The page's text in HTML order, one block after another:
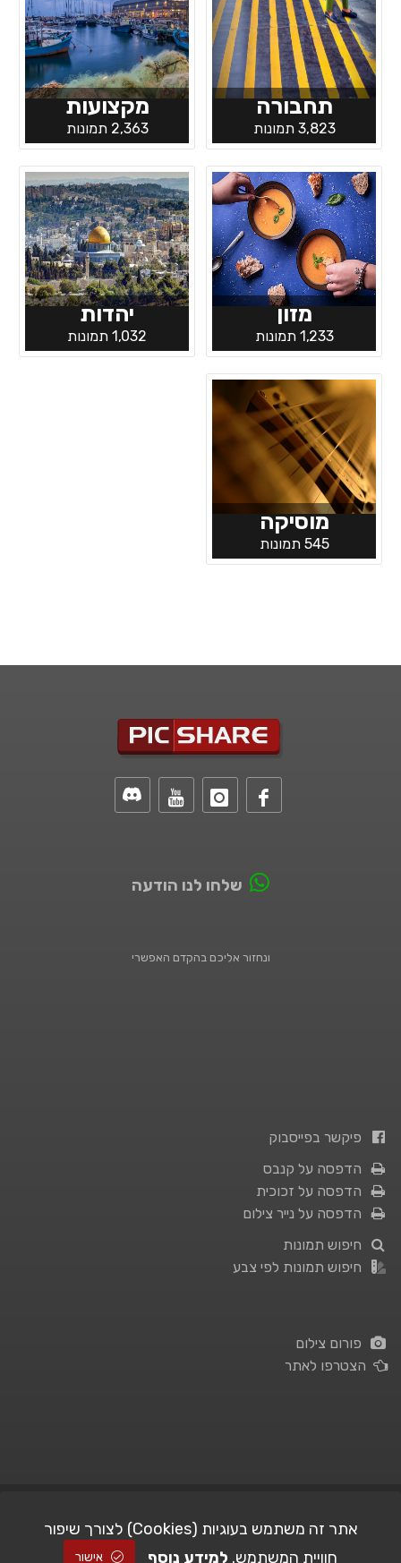
תחבורה
3,823 תמונות
מקצועות
2,363 תמונות
מזון
1,233 תמונות
יהדות
1,032 תמונות
מוסיקה
545 תמונות
שלחו לנו הודעה
ונחזור אליכם בהקדם האפשרי
פיקשר בפייסבוק
הדפסה על קנבס
הדפסה על זכוכית
הדפסה על נייר צילום
חיפוש תמונות
חיפוש תמונות לפי צבע
פורום צילום
הצטרפו לאתר
© All Rights Reserved | STUDIO101| Picshare.co.il - כל הזכויות שמורות
אתר זה משתמש בעוגיות (Cookies) לצורך שיפור
חוויית המשתמש. למידע נוסף